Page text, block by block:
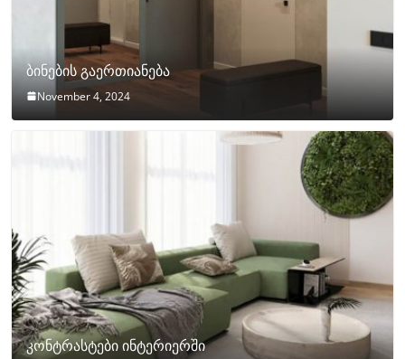
ბინების გაერთიანება
November 4, 2024
კონტრასტები ინტერიერში